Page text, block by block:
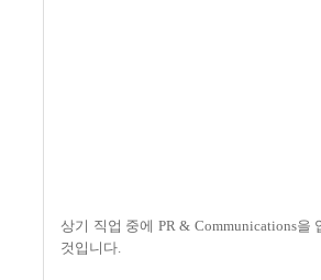
상기 직업 중에 PR & Communications
것입니다.